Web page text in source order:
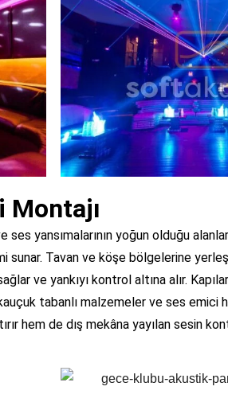
Montajı
ses yansımalarının yoğun olduğu
sunar. Tavan ve köşe bölgelerine
ve yankıyı kontrol altına alır.
tabanlı malzemeler ve ses emici
hem de dış mekâna yayılan sesin